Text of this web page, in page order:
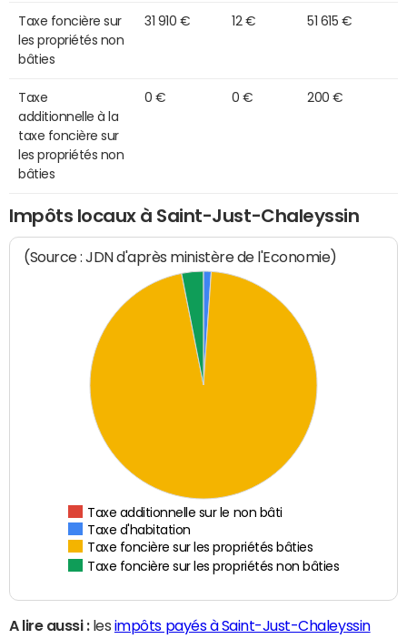
Taxe foncière sur
les propriétés non
bâties
31 910 € 12 € 51 615 €
Taxe
additionnelle à la
taxe foncière sur
les propriétés non
bâties
0 € 0 € 200 €
Impôts locaux à Saint-Just-Chaleyssin
(Source : JDN d'après ministère de l'Economie)
Taxe additionnelle sur le non bâti
Taxe d'habitation
Taxe foncière sur les propriétés bâties
Taxe foncière sur les propriétés non bâties
A lire aussi :les impôts payés à Saint-Just-Chaleyssin